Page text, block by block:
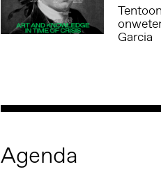
Garcia
Agenda